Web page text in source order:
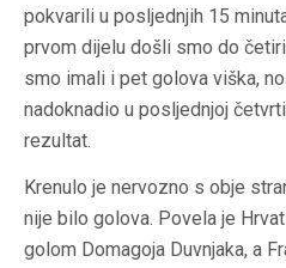
pokvarili u posljednjih 15
prvom dijelu došli smo do
smo imali i pet golova viška,
nadoknadio u posljednjoj
rezultat.
Krenulo je nervozno s obje
nije bilo golova. Povela je
golom Domagoja Duvnjaka, a